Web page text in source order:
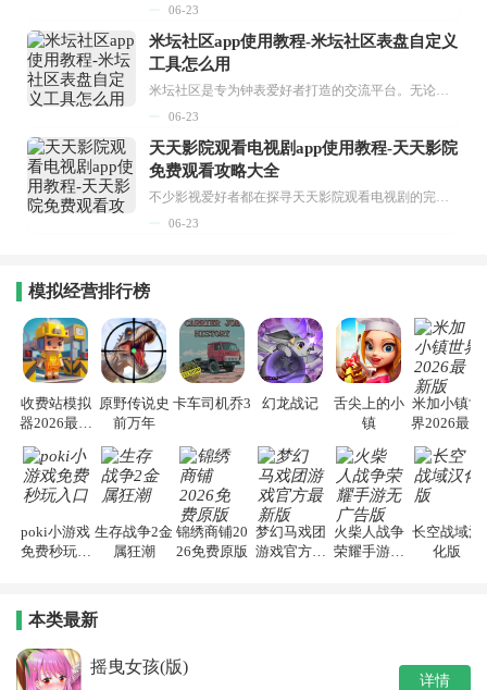
06-23
米坛社区app使用教程-米坛社区表盘自定义
工具怎么用
米坛社区是专为钟表爱好者打造的交流平台。无论你是初涉钟表领域的普通爱好者，还是拥有多年收藏经验的资深玩家，都能在此找到属于自己的天地。 无需注册，就能轻松参与其中。通过专业的讨论论坛与丰富的交互功能，你可与世界各地的钟表爱好者畅快交流。若你钟情于钟表，米坛社区无疑是值得一试的理想之选。在这里，你能获取最新的手表资讯，交流见解，提升鉴赏品味，让每一块手表都成为收藏故事中重要的一部分。感兴趣的朋友，不要错过下载机会。...
06-23
天天影院观看电视剧app使用教程-天天影院
免费观看攻略大全
不少影视爱好者都在探寻天天影院观看电视剧的完整方法，结合最新平台使用规则，本篇新手入门攻略全面讲解观看渠道、检索流程、播放设置以及画面模式调整等实用内容。全文适配手机、电脑等主流设备，步骤简洁易懂，无论是初次使用的新手，还是想要优化观影体验的用户，都能参照内容快速上手，熟练掌握平台各项操作技巧，轻松畅享影视内容。...
06-23
模拟经营排行榜
收费站模拟
器2026最新
原野传说史
前万年
卡车司机乔3 幻龙战记
舌尖上的小
镇
米加小镇世
界2026最新
poki小游戏
免费秒玩入
生存战争2金
属狂潮
锦绣商铺20
26免费原版
梦幻马戏团
游戏官方最
火柴人战争
荣耀手游无
长空战域汉
化版
本类最新
摇曳女孩(版)
详情